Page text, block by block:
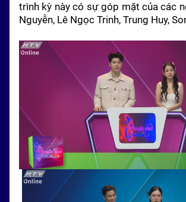
trình kỳ này có sự góp mặt của các
Nguyễn, Lê Ngọc Trinh, Trung Huy,